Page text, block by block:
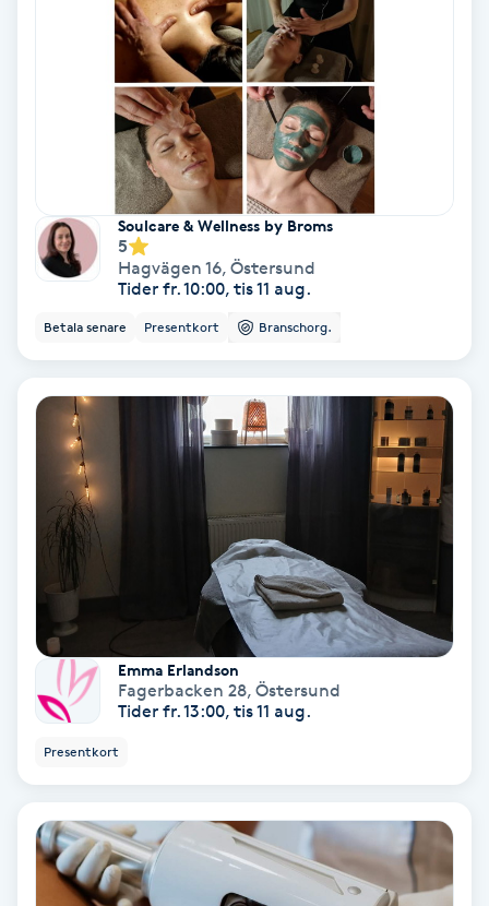
IPL hårborttagning
Japansk massage
Katun fransar
Kemisk peeling
Keratinbehandling
Kinesiologi
Kinesisk medicin
Kiropraktik
Klippning
Klippning & Slingor
Soulcare & Wellness by Broms
5
Hagvägen 16, Östersund
Tider fr. 10:00, tis 11 aug.
Betala senare Presentkort Branschorg.
Emma Erlandson
Fagerbacken 28, Östersund
Tider fr. 13:00, tis 11 aug.
Presentkort